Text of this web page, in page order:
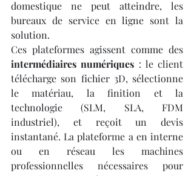
domestique ne peut atteindre, les
bureaux de service en ligne sont la
solution.
intermédiaires numériques : le client
télécharge son fichier 3D, sélectionne
le matériau, la finition et la
technologie (SLM, SLA, FDM
industriel), et reçoit un devis
instantané. La plateforme a en interne
ou en réseau les machines